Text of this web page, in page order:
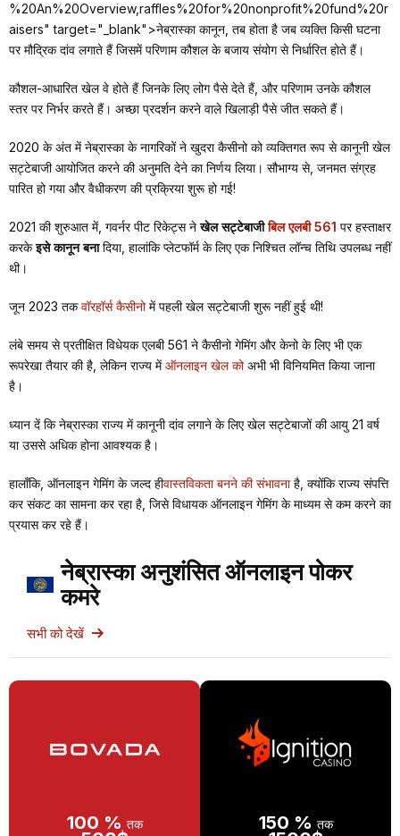
%20An%20Overview,raffles%20for%20nonprofit%20fund%20r
aisers" target="_blank">नेब्रास्का कानून, तब होता है जब व्यक्ति किसी घटना
पर मौद्रिक दांव लगाते हैं जिसमें परिणाम कौशल के बजाय संयोग से निर्धारित होते हैं।
कौशल-आधारित खेल वे होते हैं जिनके लिए लोग पैसे देते हैं, और परिणाम उनके कौशल
स्तर पर निर्भर करते हैं। अच्छा प्रदर्शन करने वाले खिलाड़ी पैसे जीत सकते हैं।
2020 के अंत में नेब्रास्का के नागरिकों ने खुदरा कैसीनो को व्यक्तिगत रूप से कानूनी खेल
सट्टेबाजी आयोजित करने की अनुमति देने का निर्णय लिया। सौभाग्य से, जनमत संग्रह
पारित हो गया और वैधीकरण की प्रक्रिया शुरू हो गई!
2021 की शुरुआत में, गवर्नर पीट रिकेट्स नेखेल सट्टेबाजीबिल एलबी 561 पर हस्ताक्षर
करकेइसे कानून बनादिया, हालांकि प्लेटफॉर्म के लिए एक निश्चित लॉन्च तिथि उपलब्ध नहीं
थी।
जून 2023 तकवॉरहॉर्स कैसीनोमें पहली खेल सट्टेबाजी शुरू नहीं हुई थी!
लंबे समय से प्रतीक्षित विधेयक एलबी 561 ने कैसीनो गेमिंग और केनो के लिए भी एक
रूपरेखा तैयार की है, लेकिन राज्य मेंऑनलाइन खेल कोअभी भी विनियमित किया जाना
है।
ध्यान दें कि नेब्रास्का राज्य में कानूनी दांव लगाने के लिए खेल सट्टेबाजों की आयु 21 वर्ष
या उससे अधिक होना आवश्यक है।
हालाँकि, ऑनलाइन गेमिंग के जल्द हीवास्तविकता बनने की संभावनाहै, क्योंकि राज्य संपत्ति
कर संकट का सामना कर रहा है, जिसे विधायक ऑनलाइन गेमिंग के माध्यम से कम करने का
प्रयास कर रहे हैं।
नेब्रास्का अनुशंसित ऑनलाइन पोकर
कमरे
सभी को देखें
100 % तक 150 % तक